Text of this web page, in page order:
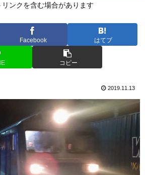
ンクを含む場合があります
Facebook はてブ
コピー
2019.11.13